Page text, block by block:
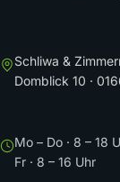
Schliwa &
Domblick 10 ·
Mo – Do · 8 – 18
Fr · 8 – 16 Uhr